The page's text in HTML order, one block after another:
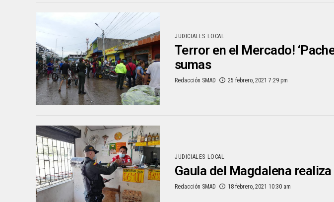
JUDICIALES LOCAL
Terror en el Mercado!
sumas
Redacción SMAD 25 febrero, 2021 7:29 pm
JUDICIALES LOCAL
Gaula del Magdalena
Redacción SMAD 18 febrero, 2021 10:30 am